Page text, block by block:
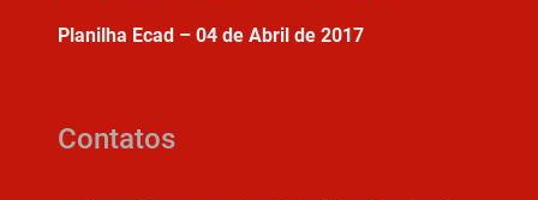
Planilha Ecad – 04 de Abril de 2017
Contatos